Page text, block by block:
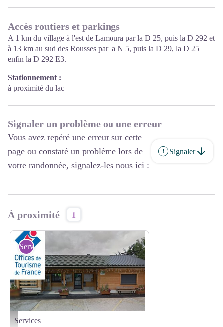
Accès routiers et parkings
A 1 km du village à l'est de Lamoura par la D 25, puis la D 292 et
à 13 km au sud des Rousses par la N 5, puis la D 29, la D 25
enfin la D 292 E3.
Stationnement :
à proximité du lac
Signaler un problème ou une erreur
Vous avez repéré une erreur sur cette
page ou constaté un problème lors de
votre randonnée, signalez-les nous ici :
Signaler
À proximité 1
Office de tourisme Station des Rousses - OT Station des Rousses
Services
Services